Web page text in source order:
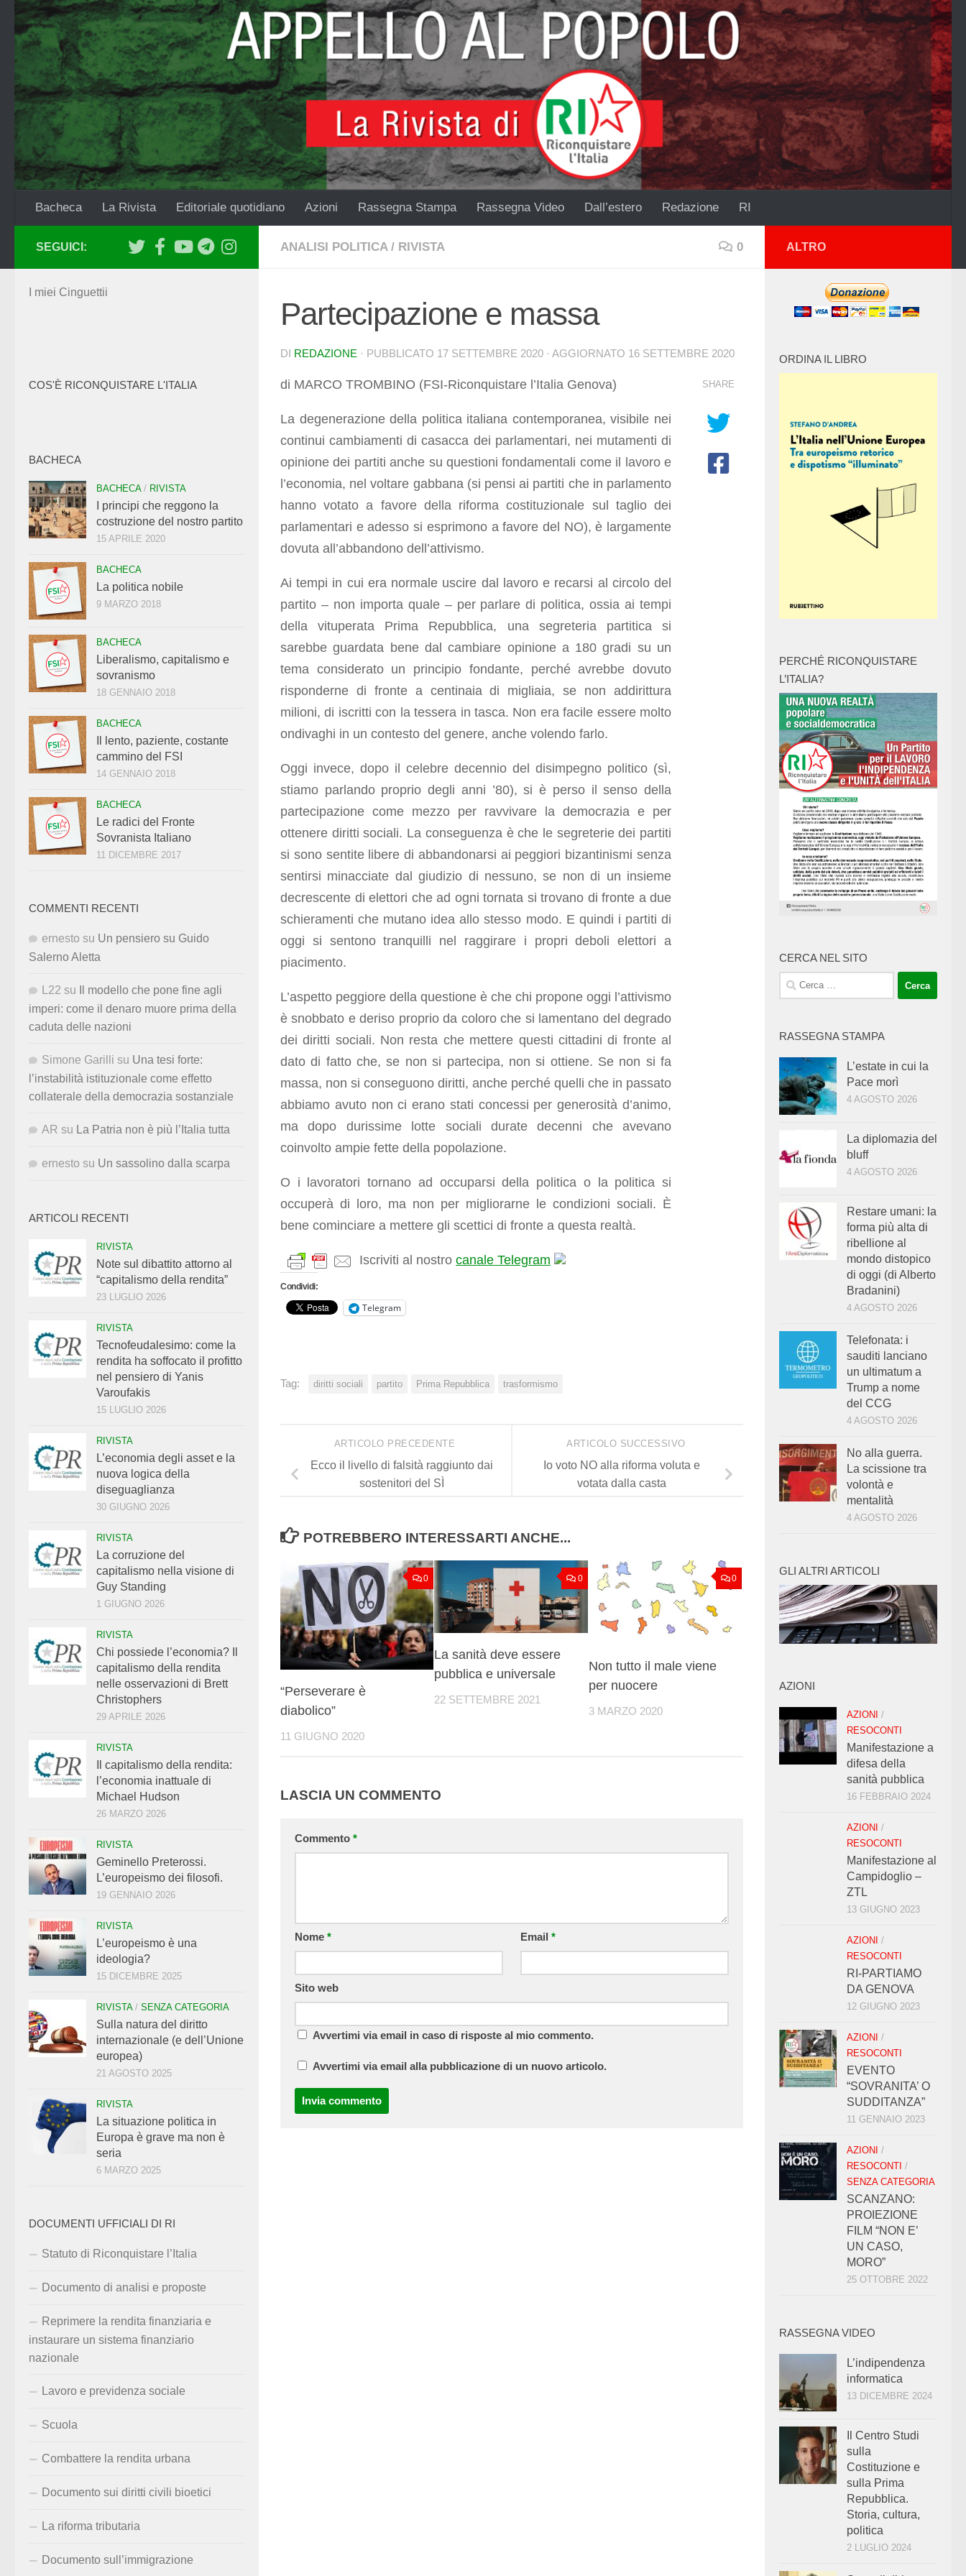
Salta al contenuto
Bacheca La Rivista Editoriale quotidiano Azioni Rassegna Stampa Rassegna Video Dall’estero Redazione RI
ANALISI POLITICA / RIVISTA 0
Partecipazione e massa
DI REDAZIONE · PUBBLICATO 17 SETTEMBRE 2020 · AGGIORNATO 16 SETTEMBRE 2020
di MARCO TROMBINO (FSI-Riconquistare l’Italia Genova)
La degenerazione della politica italiana contemporanea, visibile nei
continui cambiamenti di casacca dei parlamentari, nei mutamenti di
opinione dei partiti anche su questioni fondamentali come il lavoro e
l’economia, nel voltare gabbana (si pensi ai partiti che in parlamento
hanno votato a favore della riforma costituzionale sul taglio dei
parlamentari e adesso si esprimono a favore del NO), è largamente
dovuta all’abbandono dell’attivismo.
Ai tempi in cui era normale uscire dal lavoro e recarsi al circolo del
partito – non importa quale – per parlare di politica, ossia ai tempi
della vituperata Prima Repubblica, una segreteria partitica si
sarebbe guardata bene dal cambiare opinione a 180 gradi su un
tema considerato un principio fondante, perché avrebbe dovuto
risponderne di fronte a centinaia di migliaia, se non addirittura
milioni, di iscritti con la tessera in tasca. Non era facile essere molto
ondivaghi in un contesto del genere, anche volendo farlo.
Oggi invece, dopo il celebre decennio del disimpegno politico (sì,
stiamo parlando proprio degli anni ’80), si è perso il senso della
partecipazione come mezzo per ravvivare la democrazia e per
ottenere diritti sociali. La conseguenza è che le segreterie dei partiti
si sono sentite libere di abbandonarsi ai peggiori bizantinismi senza
sentirsi minacciate dal giudizio di nessuno, se non di un insieme
decrescente di elettori che ad ogni tornata si trovano di fronte a due
schieramenti che mutano idea allo stesso modo. E quindi i partiti di
oggi si sentono tranquilli nel raggirare i propri deboli elettori a
piacimento.
L’aspetto peggiore della questione è che chi propone oggi l’attivismo
è snobbato e deriso proprio da coloro che si lamentano del degrado
dei diritti sociali. Non resta che mettere questi cittadini di fronte al
dato di fatto che, se non si partecipa, non si ottiene. Se non si fa
massa, non si conseguono diritti, anche perché quelli che in passato
abbiamo avuto non ci erano stati concessi per generosità d’animo,
ma dopo durissime lotte sociali durate decenni che avevano
coinvolto ampie fette della popolazione.
O i lavoratori tornano ad occuparsi della politica o la politica si
occuperà di loro, ma non per migliorarne le condizioni sociali. È
bene cominciare a mettere gli scettici di fronte a questa realtà.
Iscriviti al nostro canale Telegram
Condividi:
Telegram
SHARE
Tag: diritti sociali partito Prima Repubblica trasformismo
ARTICOLO SUCCESSIVO
Io voto NO alla riforma voluta e
votata dalla casta
ARTICOLO PRECEDENTE
Ecco il livello di falsità raggiunto dai
sostenitori del SÌ
POTREBBERO INTERESSARTI ANCHE...
0
“Perseverare è
diabolico”
11 GIUGNO 2020
0
La sanità deve essere
pubblica e universale
22 SETTEMBRE 2021
0
Non tutto il male viene
per nuocere
3 MARZO 2020
LASCIA UN COMMENTO
Commento *
Nome * Email*
Sito web
Avvertimi via email in caso di risposte al mio commento.
Avvertimi via email alla pubblicazione di un nuovo articolo.
SEGUICI:
I miei Cinguettii
COS'È RICONQUISTARE L'ITALIA
BACHECA
BACHECA/ RIVISTA
I principi che reggono la
costruzione del nostro partito
15 APRILE 2020
BACHECA
La politica nobile
9 MARZO 2018
BACHECA
Liberalismo, capitalismo e
sovranismo
18 GENNAIO 2018
BACHECA
Il lento, paziente, costante
cammino del FSI
14 GENNAIO 2018
BACHECA
Le radici del Fronte
Sovranista Italiano
11 DICEMBRE 2017
COMMENTI RECENTI
ernesto su Un pensiero su Guido
Salerno Aletta
L22 su
Il modello che pone fine agli
imperi: come il denaro muore prima della
caduta delle nazioni
Simone Garilli su Una tesi forte:
l’instabilità istituzionale come effetto
collaterale della democrazia sostanziale
AR su La Patria non è più l’Italia tutta
ernesto su Un sassolino dalla scarpa
ARTICOLI RECENTI
RIVISTA
Note sul dibattito attorno al
“capitalismo della rendita”
23 LUGLIO 2026
RIVISTA
Tecnofeudalesimo: come la
rendita ha soffocato il profitto
nel pensiero di Yanis
Varoufakis
15 LUGLIO 2026
RIVISTA
L’economia degli asset e la
nuova logica della
diseguaglianza
30 GIUGNO 2026
RIVISTA
La corruzione del
capitalismo nella visione di
Guy Standing
1 GIUGNO 2026
RIVISTA
Chi possiede l’economia? Il
capitalismo della rendita
nelle osservazioni di Brett
Christophers
29 APRILE 2026
RIVISTA
Il capitalismo della rendita:
l’economia inattuale di
Michael Hudson
26 MARZO 2026
RIVISTA
Geminello Preterossi.
L’europeismo dei filosofi.
19 GENNAIO 2026
RIVISTA
L’europeismo è una
ideologia?
15 DICEMBRE 2025
RIVISTA/ SENZA CATEGORIA
Sulla natura del diritto
internazionale (e dell’Unione
europea)
21 AGOSTO 2025
RIVISTA
La situazione politica in
Europa è grave ma non è
seria
6 MARZO 2025
DOCUMENTI UFFICIALI DI RI
Statuto di Riconquistare l’Italia
Documento di analisi e proposte
Reprimere la rendita finanziaria e
instaurare un sistema finanziario
nazionale
Lavoro e previdenza sociale
Scuola
Combattere la rendita urbana
Documento sui diritti civili bioetici
La riforma tributaria
Documento sull’immigrazione
ALTRO
ORDINA IL LIBRO
PERCHÉ RICONQUISTARE
L’ITALIA?
CERCA NEL SITO
Ricerca
per:
RASSEGNA STAMPA
L’estate in cui la
Pace morì
4 AGOSTO 2026
La diplomazia del
bluff
4 AGOSTO 2026
Restare umani: la
forma più alta di
ribellione al
mondo distopico
di oggi (di Alberto
Bradanini)
4 AGOSTO 2026
Telefonata: i
sauditi lanciano
un ultimatum a
Trump a nome
del CCG
4 AGOSTO 2026
No alla guerra.
La scissione tra
volontà e
mentalità
4 AGOSTO 2026
GLI ALTRI ARTICOLI
AZIONI
AZIONI /
RESOCONTI
Manifestazione a
difesa della
sanità pubblica
16 FEBBRAIO 2024
AZIONI /
RESOCONTI
Manifestazione al
Campidoglio –
ZTL
13 GIUGNO 2023
AZIONI /
RESOCONTI
RI-PARTIAMO
DA GENOVA
12 GIUGNO 2023
AZIONI /
RESOCONTI
EVENTO
“SOVRANITA’ O
SUDDITANZA”
11 GENNAIO 2023
AZIONI /
RESOCONTI /
SENZA CATEGORIA
SCANZANO:
PROIEZIONE
FILM “NON E’
UN CASO,
MORO”
25 OTTOBRE 2022
RASSEGNA VIDEO
L’indipendenza
informatica
13 DICEMBRE 2024
Il Centro Studi
sulla
Costituzione e
sulla Prima
Repubblica.
Storia, cultura,
politica
2 LUGLIO 2024